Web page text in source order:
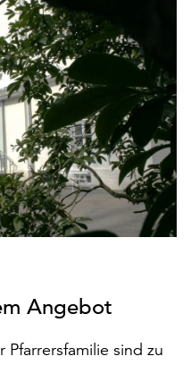
Angebot
sind zu